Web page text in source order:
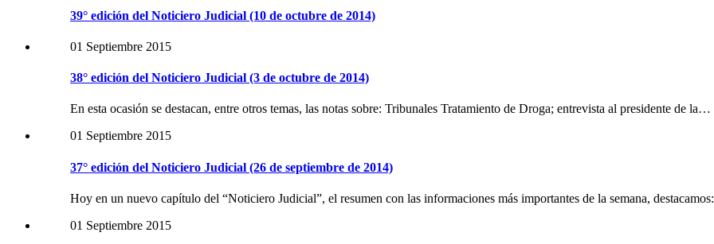
39° edición del Noticiero Judicial (10 de octubre de 2014)
01 Septiembre 2015
38° edición del Noticiero Judicial (3 de octubre de 2014)
En esta ocasión se destacan, entre otros temas, las notas sobre: Tribunales Tratamiento de Droga; entrevista al presidente de la…
01 Septiembre 2015
37° edición del Noticiero Judicial (26 de septiembre de 2014)
Hoy en un nuevo capítulo del “Noticiero Judicial”, el resumen con las informaciones más importantes de la semana,
01 Septiembre 2015